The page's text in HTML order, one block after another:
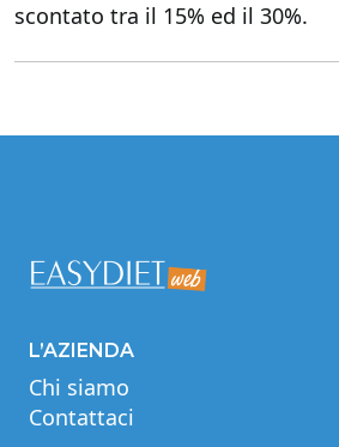
scontato tra il 15% ed il 30%.
L’AZIENDA
Chi siamo
Contattaci